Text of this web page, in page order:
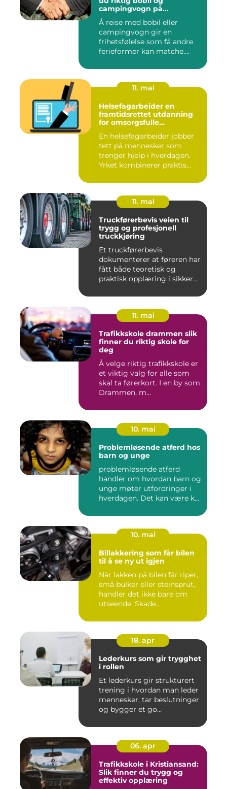
campingvogn på
vestlandet
Å reise med bobil eller
campingvogn gir en
frihetsfølelse som få andre
ferieformer kan matche.
11. mai
Helsefagarbeider en
framtidsrettet utdanning
for omsorgsfulle
En helsefagarbeider jobber
tett på mennesker som
trenger hjelp i hverdagen.
Yrket kombinerer praktis...
11. mai
Truckførerbevis veien til
trygg og profesjonell
truckkjøring
Et truckførerbevis
dokumenterer at føreren har
fått både teoretisk og
praktisk opplæring i sikker
11. mai
Trafikkskole drammen slik
finner du riktig skole for
deg
Å velge riktig trafikkskole er
et viktig valg for alle som
skal ta førerkort. I en by som
Drammen, m...
10. mai
Problemløsende atferd hos
barn og unge
problemløsende atferd
handler om hvordan barn og
unge møter utfordringer i
hverdagen. Det kan være k...
10. mai
Billakkering som får bilen
til å se ny ut igjen
Når lakken på bilen får riper,
små bulker eller steinsprut,
handler det ikke bare om
utseende. Skade...
18. apr
Lederkurs som gir trygghet
i rollen
Et lederkurs gir strukturert
trening i hvordan man leder
mennesker, tar beslutninger
og bygger et go...
06. apr
Trafikkskole i Kristiansand:
Slik finner du trygg og
effektiv opplæring